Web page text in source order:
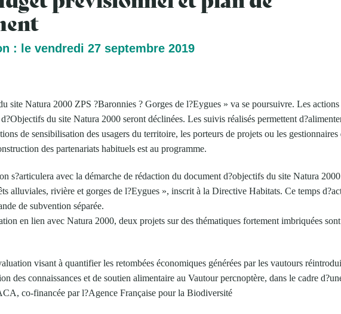
: le vendredi 27 septembre 2019
site Natura 2000 ZPS ?Baronnies ? Gorges de l?Eygues » va se poursuivre. Les actions
du site Natura 2000 seront déclinées. Les suivis réalisés permettent
de sensibilisation des usagers du territoire, les porteurs de projets ou les gestionnaires
des partenariats habituels est au programme.
s?articulera avec la démarche de rédaction du document d?objectifs du site Natura 2000
alluviales, rivière et gorges de l?Eygues », inscrit à la Directive Habitats. Ce temps
de subvention séparée.
en lien avec Natura 2000, deux projets sur des thématiques fortement imbriquées sont
visant à quantifier les retombées économiques générées par les vautours
des connaissances et de soutien alimentaire au Vautour percnoptère, dans le cadre
co-financée par l?Agence Française pour la Biodiversité